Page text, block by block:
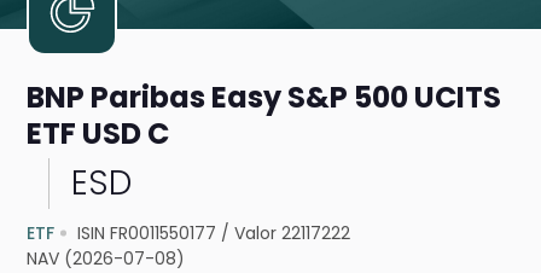
BNP Paribas Easy S&P 500 UCITS
ETF USD C
ESD
ETF ISIN FR0011550177 /Valor 22117222
NAV (2026-07-08)